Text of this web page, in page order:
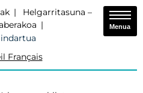
Helgarritasuna –
Français
Menua